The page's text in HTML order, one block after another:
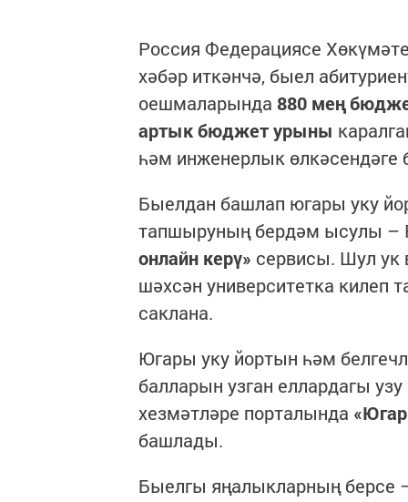
Россия Федерациясе
хәбәр иткәнчә, быел
оешмаларында 880 мең
артык бюджет урыны
һәм инженерлык өлкәсендәге
Быелдан башлап югары уку
тапшыруның бердәм ысулы –
онлайн керү» сервисы. Шул ук
шәхсән университетка килеп
саклана.
Югары уку йортын һәм
балларын узган еллардагы
хезмәтләре порталында
башлады.
Быелгы яңалыкларның берсе